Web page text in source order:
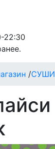
22:30
/СУШИ